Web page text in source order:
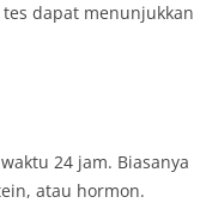
dapat menunjukkan
24 jam. Biasanya
atau hormon.